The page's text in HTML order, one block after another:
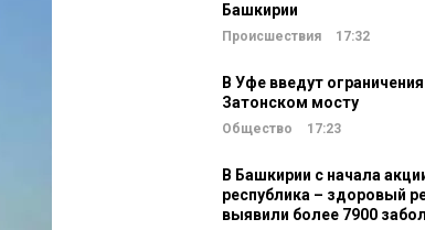
Башкирии
Происшествия 17:32
В Уфе введут
Затонском мосту
Общество 17:23
В Башкирии с начала
республика – здоровый
выявили более 7900